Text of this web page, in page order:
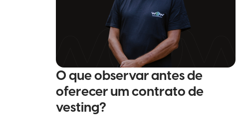
O que observar antes de
oferecer um contrato de
vesting?